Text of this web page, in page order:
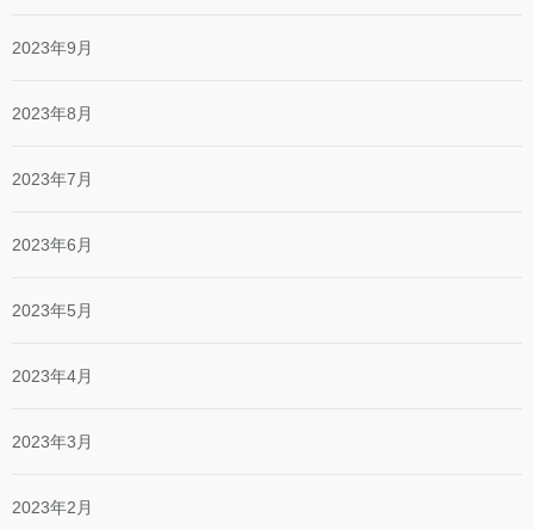
2023年9月
2023年8月
2023年7月
2023年6月
2023年5月
2023年4月
2023年3月
2023年2月